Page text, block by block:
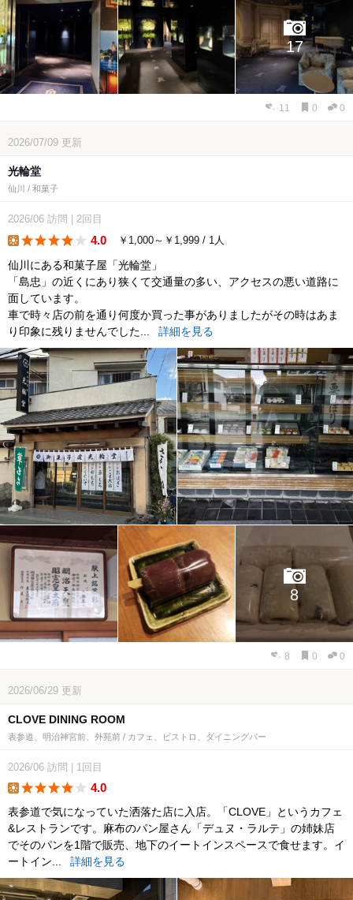
17
11 0 0
2026/07/09 更新
光輪堂
仙川 / 和菓子
2026/06 訪問 2回目
4.0 ￥1,000～￥1,999 / 1人
仙川にある和菓子屋「光輪堂」
「島忠」の近くにあり狭くて交通量の多い、アクセスの悪い道路に
面しています。
車で時々店の前を通り何度か買った事がありましたがその時はあま
り印象に残りませんでした...
詳細を見る
8
8 0 0
2026/06/29 更新
CLOVE DINING ROOM
表参道、明治神宮前、外苑前 / カフェ、ビストロ、ダイニングバー
2026/06 訪問 1回目
4.0
表参道で気になっていた洒落た店に入店。「CLOVE」というカフェ
&レストランです。麻布のパン屋さん「デュヌ・ラルテ」の姉妹店
でそのパンを1階で販売、地下のイートインスペースで食せます。イ
ートイン...
詳細を見る